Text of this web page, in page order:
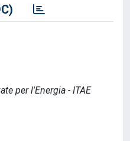
per l'Energia - ITAE